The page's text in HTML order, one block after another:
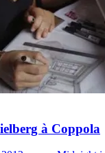
à Coppola